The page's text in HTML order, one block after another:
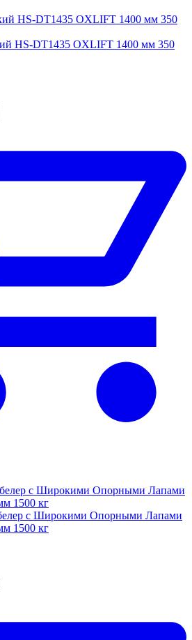
HS-DT1435 OXLIFT 1400 мм 350
с Широкими Опорными Лапами
1500 кг